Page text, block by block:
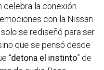
celebra la conexión
con la Nissan
se rediseñó para ser
que se pensó desde
“detona el instinto” de